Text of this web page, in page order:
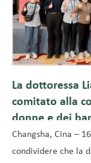
La dottoressa
comitato alla
donne e dei
Changsha, Cina –
condividere che la